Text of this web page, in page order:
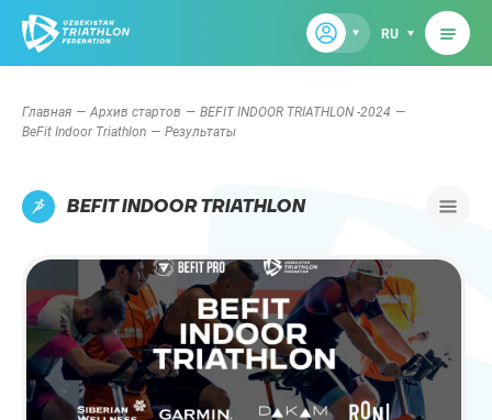
RU
Главная Архив стартов
BEFIT INDOOR TRIATHLON -2024
BeFit Indoor Triathlon
Результаты
BEFIT INDOOR TRIATHLON